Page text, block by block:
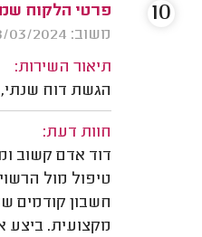
פרטי הלקוח
משוב: 28/03/2024
תיאור השירות:
הגשת דוח
חוות דעת:
דוד אדם קשוב
חשבון קודמים
מקצועית. ביצע
10